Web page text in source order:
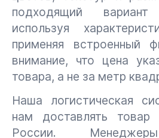
подходящий
используя
применяя встроенный
внимание, что цена
товара, а не за метр
Наша логистическая
нам доставлять
России.